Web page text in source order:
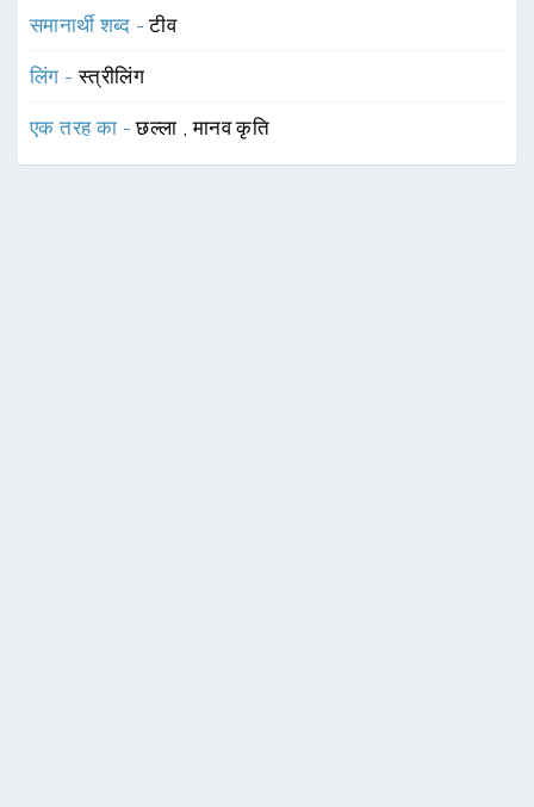
समानार्थी शब्द -टीव
लिंग -स्त्रीलिंग
एक तरह का -छल्ला ,मानव कृति